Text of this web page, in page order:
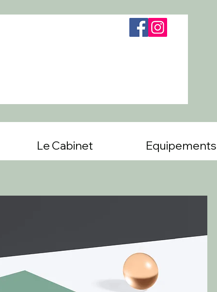
Le Cabinet